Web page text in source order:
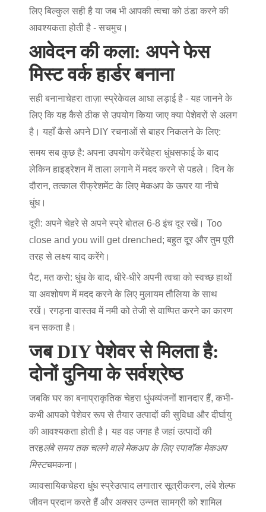
लिए बिल्कुल सही है या जब भी आपकी त्वचा को ठंडा करने की
आवश्यकता होती है - सचमुच।
आवेदन की कला: अपने फेस
मिस्ट वर्क हार्डर बनाना
सही बनानाचेहरा ताज़ा स्प्रेकेवल आधा लड़ाई है - यह जानने के
लिए कि यह कैसे ठीक से उपयोग किया जाए क्या पेशेवरों से अलग
है। यहाँ कैसे अपने DIY रचनाओं से बाहर निकलने के लिए:
समय सब कुछ है: अपना उपयोग करेंचेहरा धुंधसफाई के बाद
लेकिन हाइड्रेशन में ताला लगाने में मदद करने से पहले। दिन के
दौरान, तत्काल रीफ्रेशमेंट के लिए मेकअप के ऊपर या नीचे
धुंध।
दूरी: अपने चेहरे से अपने स्प्रे बोतल 6-8 इंच दूर रखें। Too
close and you will get drenched; बहुत दूर और तुम पूरी
तरह से लक्ष्य याद करेंगे।
पैट, मत करो: धुंध के बाद, धीरे-धीरे अपनी त्वचा को स्वच्छ हाथों
या अवशोषण में मदद करने के लिए मुलायम तौलिया के साथ
रखें। रगड़ना वास्तव में नमी को तेजी से वाष्पित करने का कारण
बन सकता है।
जब DIY पेशेवर से मिलता है:
दोनों दुनिया के सर्वश्रेष्ठ
जबकि घर का बनाप्राकृतिक चेहरा धुंधव्यंजनों शानदार हैं, कभी-
कभी आपको पेशेवर रूप से तैयार उत्पादों की सुविधा और दीर्घायु
की आवश्यकता होती है। यह वह जगह है जहां उत्पादों की
तरहलंबे समय तक चलने वाले मेकअप के लिए स्पावॉक मेकअप
मिस्टचमकना।
व्यावसायिकचेहरा धुंध स्प्रेउत्पाद लगातार सूत्रीकरण, लंबे शेल्फ
जीवन प्रदान करते हैं और अक्सर उन्नत सामग्री को शामिल